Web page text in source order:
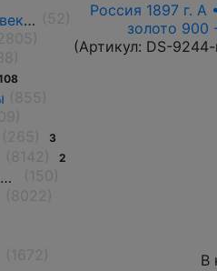
3
2
Россия 1897 г. А
золото 900
(Артикул: DS-
В